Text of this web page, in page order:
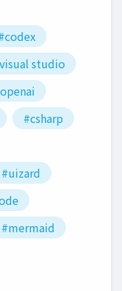
studio
#csharp
#uizard
#mermaid